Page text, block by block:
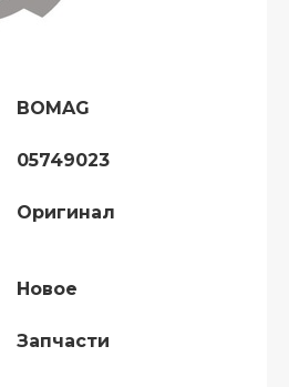
BOMAG
05749023
Оригинал
Новое
Запчасти